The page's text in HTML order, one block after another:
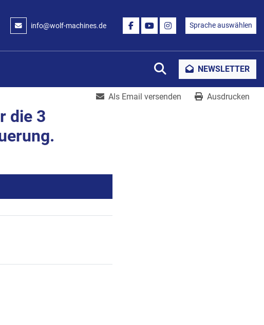
info@wolf-machines.de
FACEBOOK
YOUTUBEINSTAGRAM
Sprache auswählen
SucheNEWSLETTER
Als Email versenden Ausdrucken
die 3